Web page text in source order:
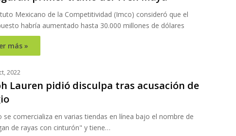
Mexicano de la Competitividad (Imco) consideró que el
habría aumentado hasta 30.000 millones de dólares
más »
2022
Lauren pidió disculpa tras acusación de
se comercializa en varias tiendas en línea bajo el nombre de
de rayas con cinturón" y tiene…